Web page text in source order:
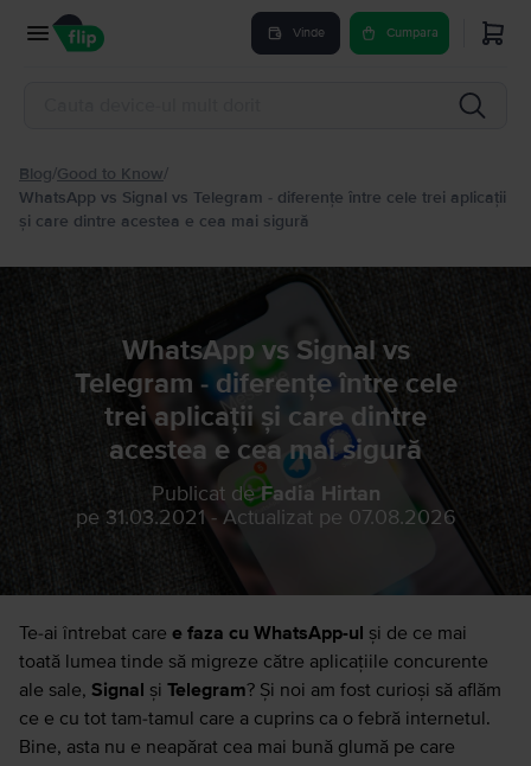
Vinde Cumpara
Blog/Good to Know/
WhatsApp vs Signal vs Telegram - diferențe între cele trei aplicații
și care dintre acestea e cea mai sigură
WhatsApp vs Signal vs
Telegram - diferențe între cele
trei aplicații și care dintre
acestea e cea mai sigură
Publicat de Fadia Hirtan
pe 31.03.2021- Actualizat pe 07.08.2026
Te-ai întrebat care e faza cu WhatsApp-ul și de ce mai
toată lumea tinde să migreze către aplicațiile concurente
ale sale, Signal și Telegram? Și noi am fost curioși să aflăm
ce e cu tot tam-tamul care a cuprins ca o febră internetul.
Bine, asta nu e neapărat cea mai bună glumă pe care